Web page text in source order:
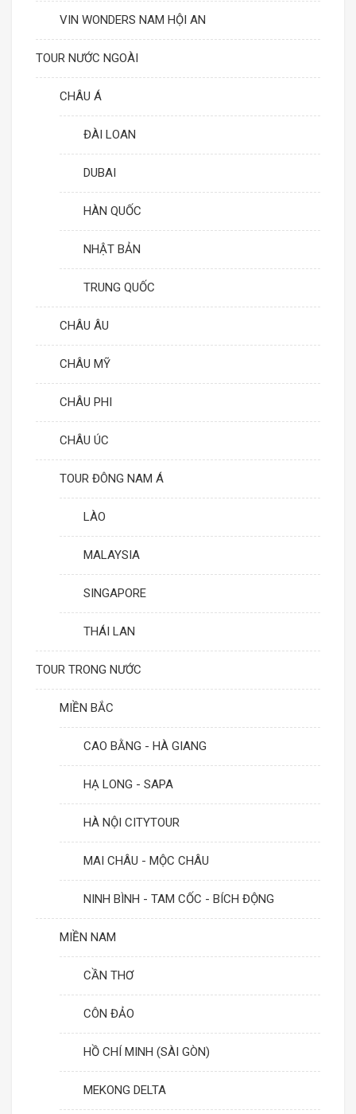
VIN WONDERS NAM HỘI AN
TOUR NƯỚC NGOÀI
CHÂU Á
ĐÀI LOAN
DUBAI
HÀN QUỐC
NHẬT BẢN
TRUNG QUỐC
CHÂU ÂU
CHÂU MỸ
CHÂU PHI
CHÂU ÚC
TOUR ĐÔNG NAM Á
LÀO
MALAYSIA
SINGAPORE
THÁI LAN
TOUR TRONG NƯỚC
MIỀN BẮC
CAO BẰNG - HÀ GIANG
HẠ LONG - SAPA
HÀ NỘI CITYTOUR
MAI CHÂU - MỘC CHÂU
NINH BÌNH - TAM CỐC - BÍCH ĐỘNG
MIỀN NAM
CẦN THƠ
CÔN ĐẢO
HỒ CHÍ MINH (SÀI GÒN)
MEKONG DELTA